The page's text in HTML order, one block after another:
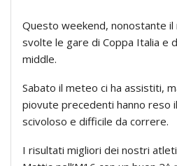
Questo weekend, nonostante
svolte le gare di Coppa Italia e
middle.
Sabato il meteo ci ha assistiti,
piovute precedenti hanno reso
scivoloso e difficile da correre.
I risultati migliori dei nostri